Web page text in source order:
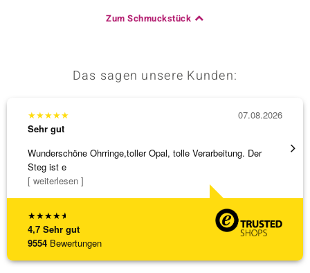
Zum Schmuckstück
Das sagen unsere Kunden:
★★★★★
4,7 Sehr gut
9554 Bewertungen
★★★★★
Sehr gut
Wunderschöne Ohrringe,toller Opal, tolle Verarbeitung. Der
Steg ist e
[ weiterlesen ]
07.08.2026
Eine